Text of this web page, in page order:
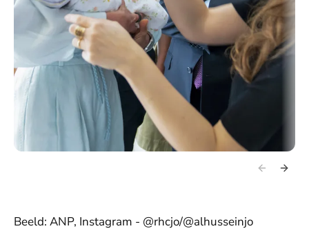
Beeld: ANP, Instagram - @rhcjo/@alhusseinjo